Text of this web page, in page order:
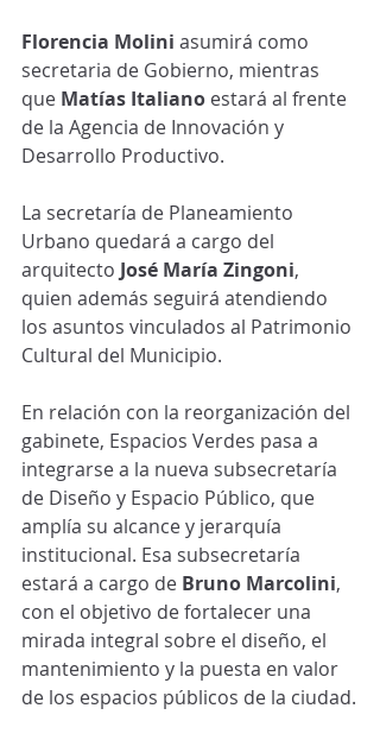
Florencia Molini asumirá como
secretaria de Gobierno, mientras
que Matías Italiano estará al frente
de la Agencia de Innovación y
Desarrollo Productivo.
La secretaría de Planeamiento
Urbano quedará a cargo del
arquitecto José María Zingoni,
quien además seguirá atendiendo
los asuntos vinculados al Patrimonio
Cultural del Municipio.
En relación con la reorganización del
gabinete, Espacios Verdes pasa a
integrarse a la nueva subsecretaría
de Diseño y Espacio Público, que
amplía su alcance y jerarquía
institucional. Esa subsecretaría
estará a cargo de Bruno Marcolini,
con el objetivo de fortalecer una
mirada integral sobre el diseño, el
mantenimiento y la puesta en valor
de los espacios públicos de la ciudad.